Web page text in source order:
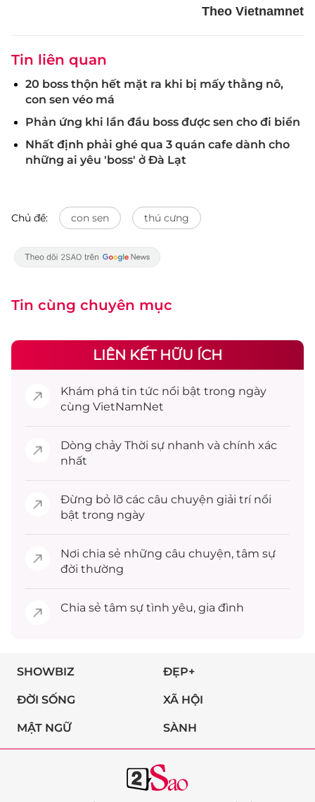
Theo Vietnamnet
Tin liên quan
20 boss thộn hết mặt ra khi bị mấy thằng nô,
con sen véo má
Phản ứng khi lần đầu boss được sen cho đi biển
Nhất định phải ghé qua 3 quán cafe dành cho
những ai yêu 'boss' ở Đà Lạt
Chủ đề: con sen thú cưng
Tin cùng chuyên mục
LIÊN KẾT HỮU ÍCH
Khám phá tin tức nổi bật trong ngày
cùng VietNamNet
Dòng chảy Thời sự nhanh và chính xác
nhất
Đừng bỏ lỡ các câu chuyện giải trínổi
bật trong ngày
Nơi chia sẻ những câu chuyện, tâm sự
đời thường
Chia sẻ tâm sự tình yêu, gia đình
SHOWBIZ ĐẸP+
ĐỜI SỐNG XÃ HỘI
MẬT NGỮ SÀNH